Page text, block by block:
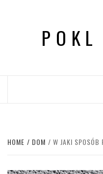
HOME DOM W JAKI SPOSÓB